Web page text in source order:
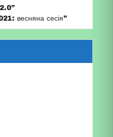
весняна сесія”